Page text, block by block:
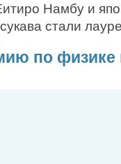
Намбу и
стали
по